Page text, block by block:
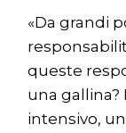
«Da grandi
queste
una
intensivo,